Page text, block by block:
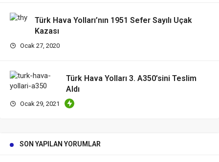
Türk Hava Yolları’nın 1951 Sefer Sayılı Uçak
Kazası
Ocak 27, 2020
Türk Hava Yolları 3. A350’sini Teslim
Aldı
Ocak 29, 2021
SON YAPILAN YORUMLAR